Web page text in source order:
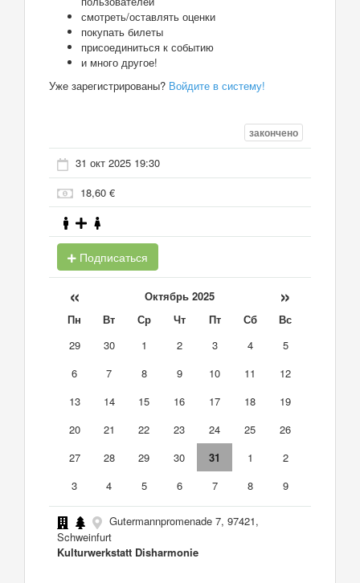
смотреть/оставлять оценки
покупать билеты
присоединиться к событию
и много другое!
Уже зарегистрированы? Войдите в систему!
закончено
31 окт 2025 19:30
18,60 €
Подписаться
« Октябрь 2025 »
Пн Вт Ср Чт Пт Сб
Вс
29
30 1 2 3 4
5
6
7 8 9 10 11
12
13
14 15 16 17 18
19
20
21 22 23 24 25
26
27
28 29 30 31 1
2
3
4 5 6 7 8 9
Gutermannpromenade 7, 97421,
Schweinfurt
Kulturwerkstatt Disharmonie